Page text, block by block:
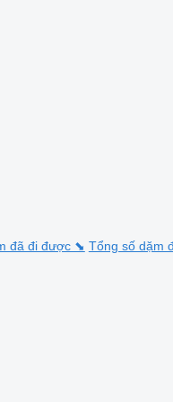
đã đi được ⬊ Tổng số dặm